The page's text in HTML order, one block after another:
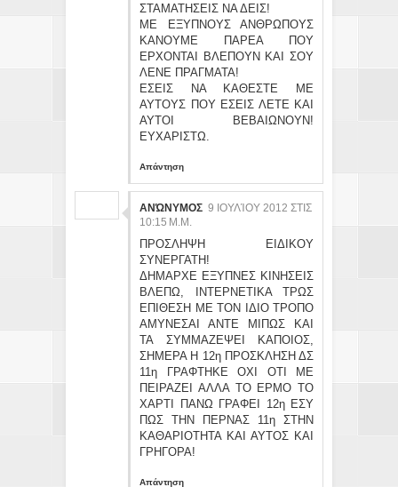
ΣΤΑΜΑΤΗΣΕΙΣ ΝΑ ΔΕΙΣ!
ΜΕ ΕΞΥΠΝΟΥΣ ΑΝΘΡΩΠΟΥΣ
ΚΑΝΟΥΜΕ ΠΑΡΕΑ ΠΟΥ
ΕΡΧΟΝΤΑΙ ΒΛΕΠΟΥΝ ΚΑΙ ΣΟΥ
ΛΕΝΕ ΠΡΑΓΜΑΤΑ!
ΕΣΕΙΣ ΝΑ ΚΑΘΕΣΤΕ ΜΕ
ΑΥΤΟΥΣ ΠΟΥ ΕΣΕΙΣ ΛΕΤΕ ΚΑΙ
ΑΥΤΟΙ ΒΕΒΑΙΩΝΟΥΝ!
ΕΥΧΑΡΙΣΤΩ.
Απάντηση
ΑΝΏΝΥΜΟΣ 9 ΙΟΥΛΊΟΥ 2012 ΣΤΙΣ
10:15 Μ.Μ.
ΠΡΟΣΛΗΨΗ ΕΙΔΙΚΟΥ
ΣΥΝΕΡΓΑΤΗ!
ΔΗΜΑΡΧΕ ΕΞΥΠΝΕΣ ΚΙΝΗΣΕΙΣ
ΒΛΕΠΩ, ΙΝΤΕΡΝΕΤΙΚΑ ΤΡΩΣ
ΕΠΙΘΕΣΗ ΜΕ ΤΟΝ ΙΔΙΟ ΤΡΟΠΟ
ΑΜΥΝΕΣΑΙ ΑΝΤΕ ΜΙΠΩΣ ΚΑΙ
ΤΑ ΣΥΜΜΑΖΕΨΕΙ ΚΑΠΟΙΟΣ,
ΣΗΜΕΡΑ Η 12η ΠΡΟΣΚΛΗΣΗ ΔΣ
11η ΓΡΑΦΤΗΚΕ ΟΧΙ ΟΤΙ ΜΕ
ΠΕΙΡΑΖΕΙ ΑΛΛΑ ΤΟ ΕΡΜΟ ΤΟ
ΧΑΡΤΙ ΠΑΝΩ ΓΡΑΦΕΙ 12η ΕΣΥ
ΠΩΣ ΤΗΝ ΠΕΡΝΑΣ 11η ΣΤΗΝ
ΚΑΘΑΡΙΟΤΗΤΑ ΚΑΙ ΑΥΤΟΣ ΚΑΙ
ΓΡΗΓΟΡΑ!
Απάντηση